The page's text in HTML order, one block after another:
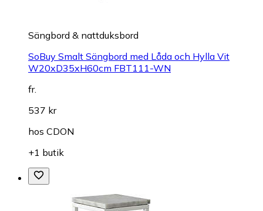
Sängbord & nattduksbord
SoBuy Smalt Sängbord med Låda och Hylla Vit
W20xD35xH60cm FBT111-WN
fr.
537 kr
hos CDON
+1 butik